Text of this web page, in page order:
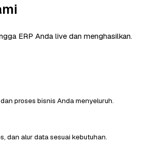
ERP Anda live dan menghasilkan.
proses bisnis Anda menyeluruh.
dan alur data sesuai kebutuhan.